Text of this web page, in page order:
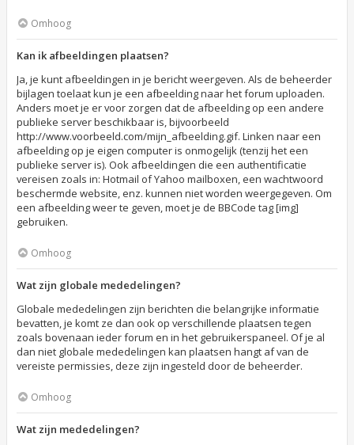
Omhoog
Kan ik afbeeldingen plaatsen?
Ja, je kunt afbeeldingen in je bericht weergeven. Als de beheerder
bijlagen toelaat kun je een afbeelding naar het forum uploaden.
Anders moet je er voor zorgen dat de afbeelding op een andere
publieke server beschikbaar is, bijvoorbeeld
http://www.voorbeeld.com/mijn_afbeelding.gif. Linken naar een
afbeelding op je eigen computer is onmogelijk (tenzij het een
publieke server is). Ook afbeeldingen die een authentificatie
vereisen zoals in: Hotmail of Yahoo mailboxen, een wachtwoord
beschermde website, enz. kunnen niet worden weergegeven. Om
een afbeelding weer te geven, moet je de BBCode tag [img]
gebruiken.
Omhoog
Wat zijn globale mededelingen?
Globale mededelingen zijn berichten die belangrijke informatie
bevatten, je komt ze dan ook op verschillende plaatsen tegen
zoals bovenaan ieder forum en in het gebruikerspaneel. Of je al
dan niet globale mededelingen kan plaatsen hangt af van de
vereiste permissies, deze zijn ingesteld door de beheerder.
Omhoog
Wat zijn mededelingen?